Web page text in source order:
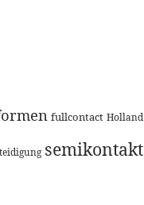
fullcontact Holland
semikontakt